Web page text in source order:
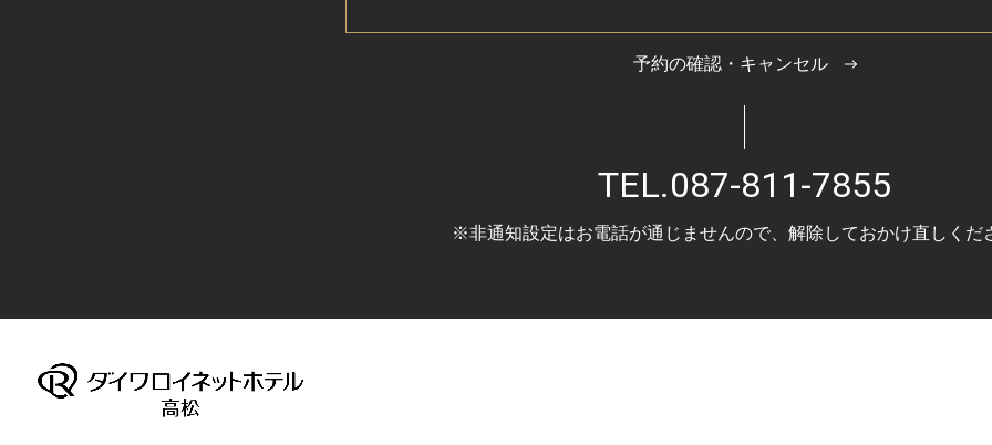
予約の確認・キャンセル
TEL.087-811-7855
※非通知設定はお電話が通じませんので、 解除しておかけ直しくだ